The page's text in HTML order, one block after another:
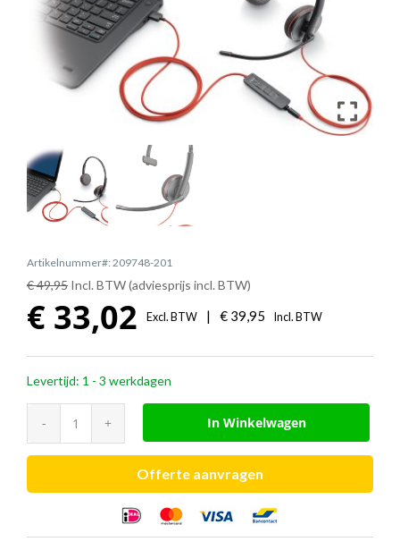
Artikelnummer#: 209748-201
€ 49,95 Incl. BTW (adviesprijs incl. BTW)
€ 33,02 Excl. BTW | € 39,95 Incl. BTW
Levertijd: 1 - 3 werkdagen
Blackwire
(USB-
aantal
In Winkelwagen
Offerte aanvragen